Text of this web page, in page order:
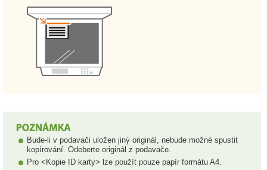
Bude-li v podavači uložen jiný originál, nebude možné spustit
kopírování. Odeberte originál z podavače.
Pro <Kopie ID karty> lze použít pouze papír formátu A4.